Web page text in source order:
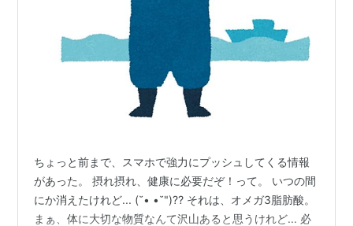
ちょっと前まで、スマホで強力にプッシュしてくる情報
があった。 摂れ摂れ、健康に必要だぞ！って。 いつの間
にか消えたけれど... (˘• •˘")⁇ それは、オメガ3脂肪酸。
まぁ、体に大切な物質なんて沢山あると思うけれど... 必